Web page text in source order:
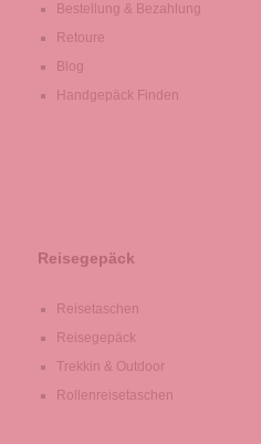
Bestellung & Bezahlung
Retoure
Blog
Handgepäck Finden
Reisegepäck
Reisetaschen
Reisegepäck
Trekkin & Outdoor
Rollenreisetaschen